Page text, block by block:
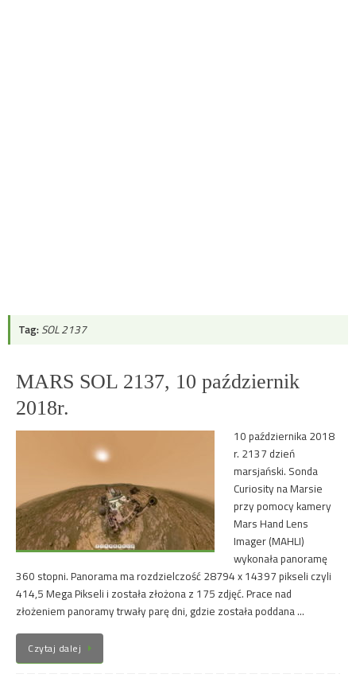
Tag: SOL 2137
MARS SOL 2137, 10 październik
2018r.
10 października 2018
r. 2137 dzień
marsjański. Sonda
Curiosity na Marsie
przy pomocy kamery
Mars Hand Lens
Imager (MAHLI)
wykonała panoramę
360 stopni. Panorama ma rozdzielczość 28794 x 14397 pikseli czyli
414,5 Mega Pikseli i została złożona z 175 zdjęć. Prace nad
złożeniem panoramy trwały parę dni, gdzie została poddana …
Czytaj dalej